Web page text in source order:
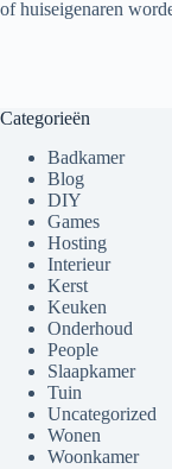
of huiseigenaren
Categorieën
Badkamer
Blog
DIY
Games
Hosting
Interieur
Kerst
Keuken
Onderhoud
People
Slaapkamer
Tuin
Uncategorized
Wonen
Woonkamer